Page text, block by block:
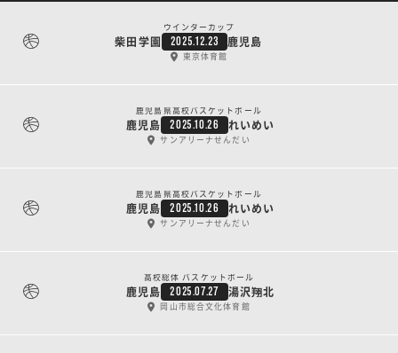
ウインターカップ
柴田学園 2025.12.23 鹿児島
東京体育館
鹿児島県高校バスケットボール
鹿児島 2025.10.26 れいめい
サンアリーナせんだい
鹿児島県高校バスケットボール
鹿児島 2025.10.26 れいめい
サンアリーナせんだい
高校総体 バスケットボール
鹿児島 2025.07.27 湯沢翔北
岡山市総合文化体育館